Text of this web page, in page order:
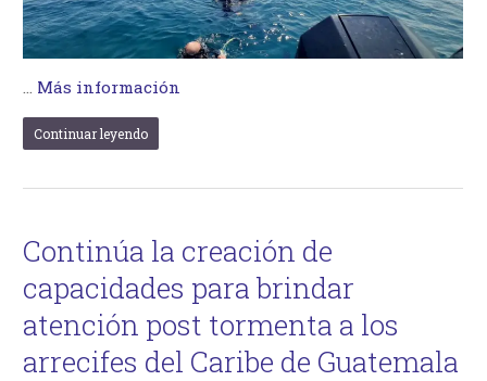
Más información
Continuar leyendo
Continúa la creación de
capacidades para brindar
atención post tormenta a los
arrecifes del Caribe de Guatemala